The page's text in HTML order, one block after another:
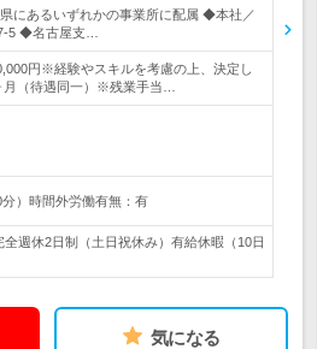
県にあるいずれかの事業所に配属 ◆本社／
5 ◆名古屋支…
円※経験やスキルを考慮の上、決定し
（待遇同一）※残業手当…
）時間外労働有無：有
全週休2日制（土日祝休み）有給休暇（10日
気になる